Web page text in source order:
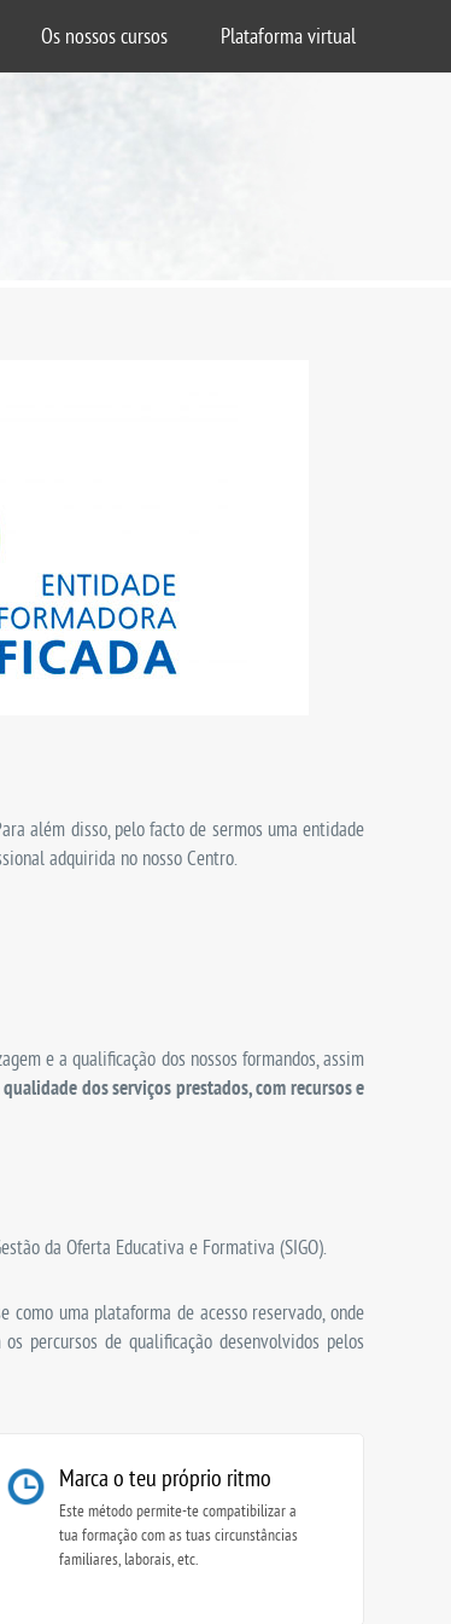
Os nossos cursos Plataforma virtual
além disso, pelo facto de sermos uma entidade
adquirida no nosso Centro.
e a qualificação dos nossos formandos, assim
dos serviços prestados, com recursos e
da Oferta Educativa e Formativa (SIGO).
como uma plataforma de acesso reservado, onde
percursos de qualificação desenvolvidos pelos
Marca o teu próprio ritmo
Este método permite-te compatibilizar a
tua formação com as tuas circunstâncias
familiares, laborais, etc.